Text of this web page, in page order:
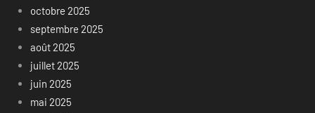
octobre 2025
septembre 2025
août 2025
juillet 2025
juin 2025
mai 2025